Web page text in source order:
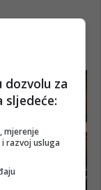
za
sljedeće:
mjerenje
razvoj usluga